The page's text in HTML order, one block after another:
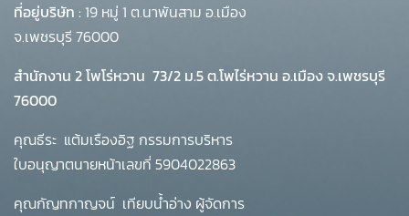
ที่อยู่บริษัท : 19 หมู่ 1 ต.นาพันสาม อ.เมือง
จ.เพชรบุรี 76000
สำนักงาน 2 โพโร่หวาน 73/2 ม.5 ต.โพไร่หวาน อ.เมือง จ.เพชรบุรี
76000
คุณธีระ แต้มเรืองอิฐ กรรมการบริหาร
ใบอนุญาตนายหน้าเลขที่ 5904022863
คุณกัญทกาญจน์ เทียบน้ำอ่าง ผู้จัดการ